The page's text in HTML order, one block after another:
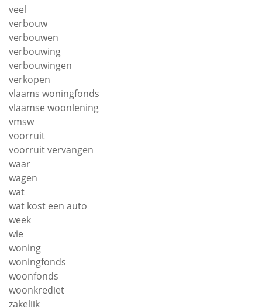
veel
verbouw
verbouwen
verbouwing
verbouwingen
verkopen
vlaams woningfonds
vlaamse woonlening
vmsw
voorruit
voorruit vervangen
waar
wagen
wat
wat kost een auto
week
wie
woning
woningfonds
woonfonds
woonkrediet
zakelijk